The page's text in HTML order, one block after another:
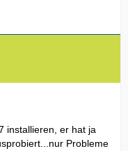
installieren, er hat ja
Probleme